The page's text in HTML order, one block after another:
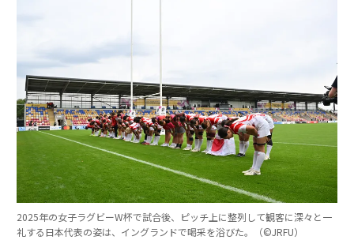
2025年の女子ラグビーW杯で試合後、ピッチ上に整列して観客に深々と一
礼する日本代表の姿は、イングランドで喝采を浴びた。（©︎JRFU）